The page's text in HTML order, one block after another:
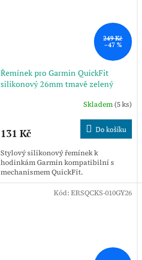
249 Kč
–47 %
Řemínek pro Garmin QuickFit
silikonový 26mm tmavě zelený
Skladem (5 ks)
131 Kč Do košíku
Stylový silikonový řemínek k
hodinkám Garmin kompatibilní s
mechanismem QuickFit.
Kód: ERSQCKS-010GY26